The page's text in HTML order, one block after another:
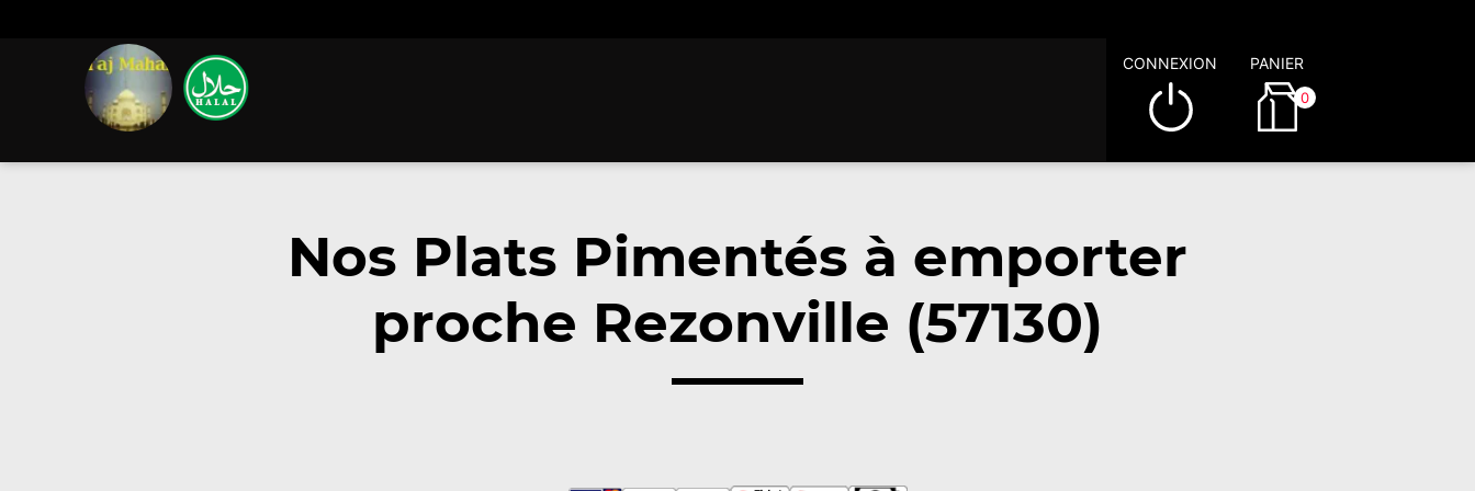
CONNEXION PANIER
0
Nos Plats Pimentés à emporter
proche Rezonville (57130)